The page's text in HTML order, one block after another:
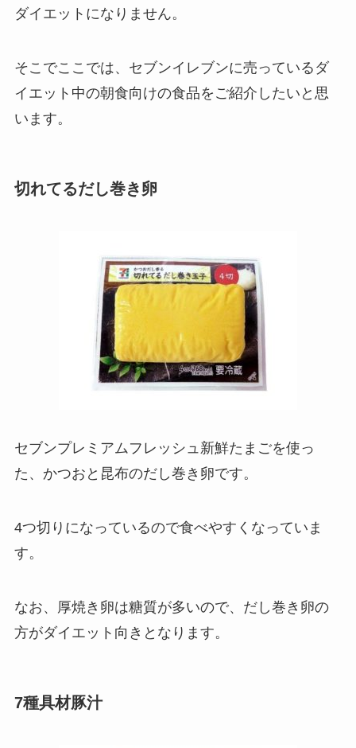
ダイエットになりません。
そこでここでは、セブンイレブンに売っているダ
イエット中の朝食向けの食品をご紹介したいと思
います。
切れてるだし巻き卵
セブンプレミアムフレッシュ新鮮たまごを使っ
た、かつおと昆布のだし巻き卵です。
4つ切りになっているので食べやすくなっていま
す。
なお、厚焼き卵は糖質が多いので、だし巻き卵の
方がダイエット向きとなります。
7種具材豚汁